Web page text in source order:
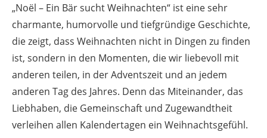
„Noël – Ein Bär sucht Weihnachten“ ist eine sehr
charmante, humorvolle und tiefgründige Geschichte,
die zeigt, dass Weihnachten nicht in Dingen zu finden
ist, sondern in den Momenten, die wir liebevoll mit
anderen teilen, in der Adventszeit und an jedem
anderen Tag des Jahres. Denn das Miteinander, das
Liebhaben, die Gemeinschaft und Zugewandtheit
verleihen allen Kalendertagen ein Weihnachtsgefühl.